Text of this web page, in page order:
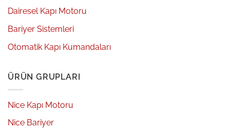
Dairesel Kapı Motoru
Bariyer Sistemleri
Otomatik Kapı Kumandaları
ÜRÜN GRUPLARI
Nice Kapı Motoru
Nice Bariyer